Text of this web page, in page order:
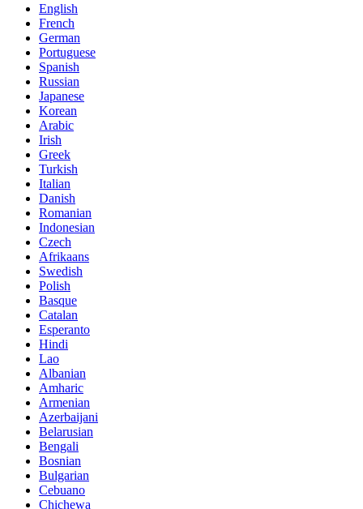
English
French
German
Portuguese
Spanish
Russian
Japanese
Korean
Arabic
Irish
Greek
Turkish
Italian
Danish
Romanian
Indonesian
Czech
Afrikaans
Swedish
Polish
Basque
Catalan
Esperanto
Hindi
Lao
Albanian
Amharic
Armenian
Azerbaijani
Belarusian
Bengali
Bosnian
Bulgarian
Cebuano
Chichewa